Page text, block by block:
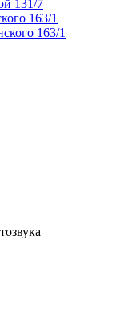
131/7
163/1
163/1